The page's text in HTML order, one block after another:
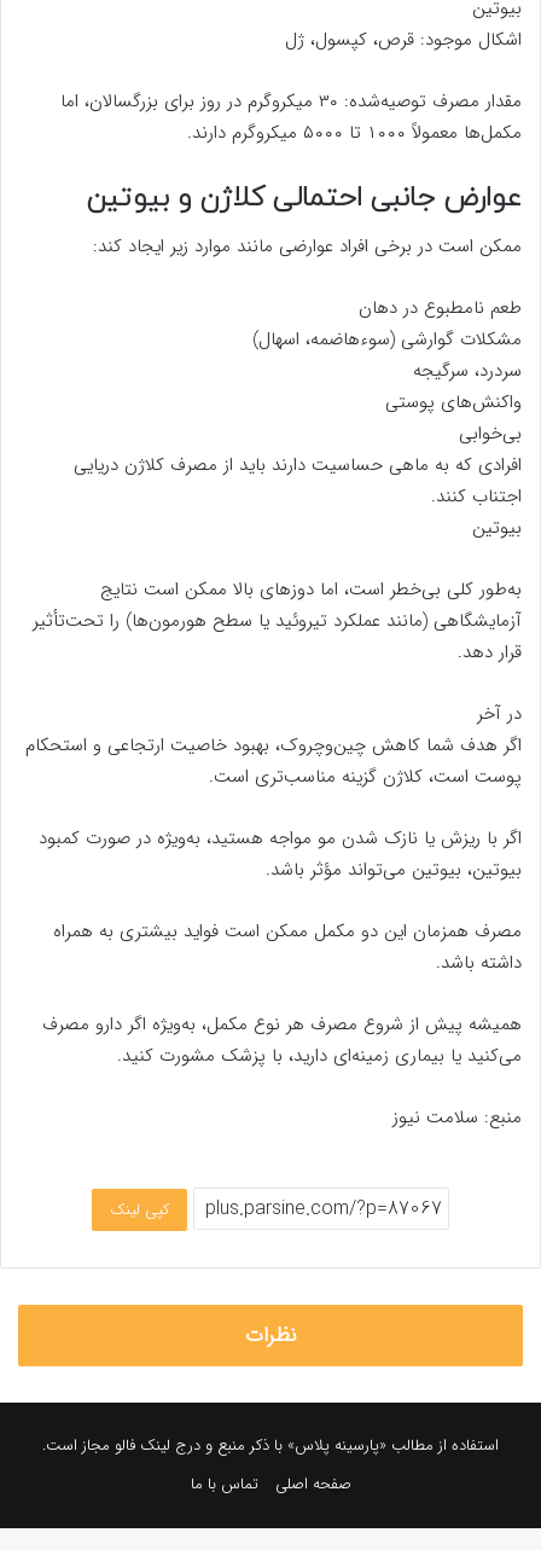
بیوتین
اشکال موجود: قرص، کپسول، ژل
مقدار مصرف توصیه‌شده: ۳۰ میکروگرم در روز برای بزرگسالان، اما
مکمل‌ها معمولاً ۱۰۰۰ تا ۵۰۰۰ میکروگرم دارند.
عوارض جانبی احتمالی کلاژن و بیوتین
ممکن است در برخی افراد عوارضی مانند موارد زیر ایجاد کند:
طعم نامطبوع در دهان
مشکلات گوارشی (سوءهاضمه، اسهال)
سردرد، سرگیجه
واکنش‌های پوستی
بی‌خوابی
افرادی که به ماهی حساسیت دارند باید از مصرف کلاژن دریایی
اجتناب کنند.
بیوتین
به‌طور کلی بی‌خطر است، اما دوزهای بالا ممکن است نتایج
آزمایشگاهی (مانند عملکرد تیروئید یا سطح هورمون‌ها) را تحت‌تأثیر
قرار دهد.
در آخر
اگر هدف شما کاهش چین‌وچروک، بهبود خاصیت ارتجاعی و استحکام
پوست است، کلاژن گزینه مناسب‌تری است.
اگر با ریزش یا نازک شدن مو مواجه هستید، به‌ویژه در صورت کمبود
بیوتین، بیوتین می‌تواند مؤثر باشد.
مصرف همزمان این دو مکمل ممکن است فواید بیشتری به همراه
داشته باشد.
همیشه پیش از شروع مصرف هر نوع مکمل، به‌ویژه اگر دارو مصرف
می‌کنید یا بیماری زمینه‌ای دارید، با پزشک مشورت کنید.
منبع: سلامت نیوز
کپی لینک
نظرات
استفاده از مطالب «پارسینه پلاس» با ذکر منبع و درج لینک فالو مجاز است.
صفحه اصلی
تماس با ما